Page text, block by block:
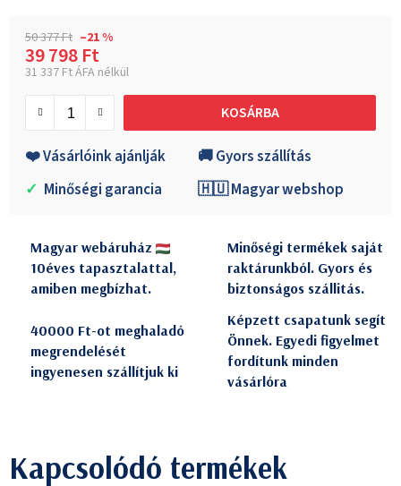
50 377 Ft –21 %
39 798 Ft
31 337 Ft ÁFA nélkül
KOSÁRBA
❤️ Vásárlóink ajánlják
🚚 Gyors szállítás
✓ Minőségi garancia 🇭🇺 Magyar webshop
Magyar webáruház
10éves tapasztalattal,
amiben megbízhat.
Minőségi termékek saját
raktárunkból. Gyors és
biztonságos szállitás.
40000 Ft-ot meghaladó
megrendelését
ingyenesen szállítjuk ki
Képzett csapatunk segít
Önnek. Egyedi figyelmet
fordítunk minden
vásárlóra
Kapcsolódó termékek